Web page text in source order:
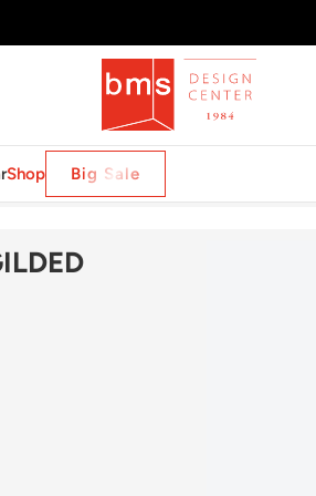
Shop Big Sale
GILDED ACANTHUS 22.14 X6